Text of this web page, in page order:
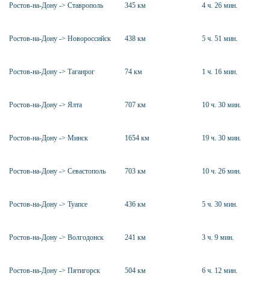
Ростов-на-Дону -> Ставрополь 345 км 4 ч. 26 мин.
Ростов-на-Дону -> Новороссийск 438 км 5 ч. 51 мин.
Ростов-на-Дону -> Таганрог 74 км 1 ч. 16 мин.
Ростов-на-Дону -> Ялта 707 км 10 ч. 30 мин.
Ростов-на-Дону -> Минск 1654 км 19 ч. 30 мин.
Ростов-на-Дону -> Севастополь 703 км 10 ч. 26 мин.
Ростов-на-Дону -> Туапсе 436 км 5 ч. 30 мин.
Ростов-на-Дону -> Волгодонск 241 км 3 ч. 9 мин.
Ростов-на-Дону -> Пятигорск 504 км 6 ч. 12 мин.